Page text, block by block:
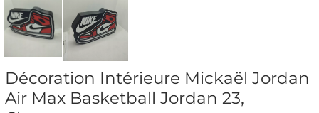
Décoration Intérieure Mickaël Jordan
Air Max Basketball Jordan 23,